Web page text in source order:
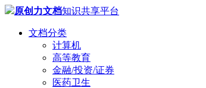
原创力文档知识共享平台
文档分类
计算机
高等教育
金融/投资/证券
医药卫生